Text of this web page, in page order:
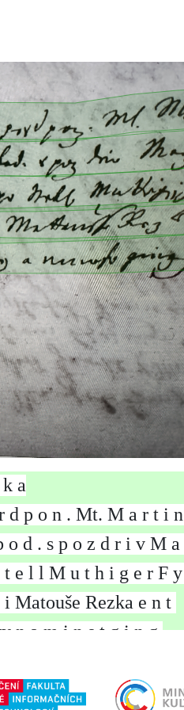
k a
d p o n . Mt. M a r t i n
o d . s p o z d r i v M a
t e l l M u t h i g e r F y
i Matouše Rezka e n t
y n a m i n s t g i n g